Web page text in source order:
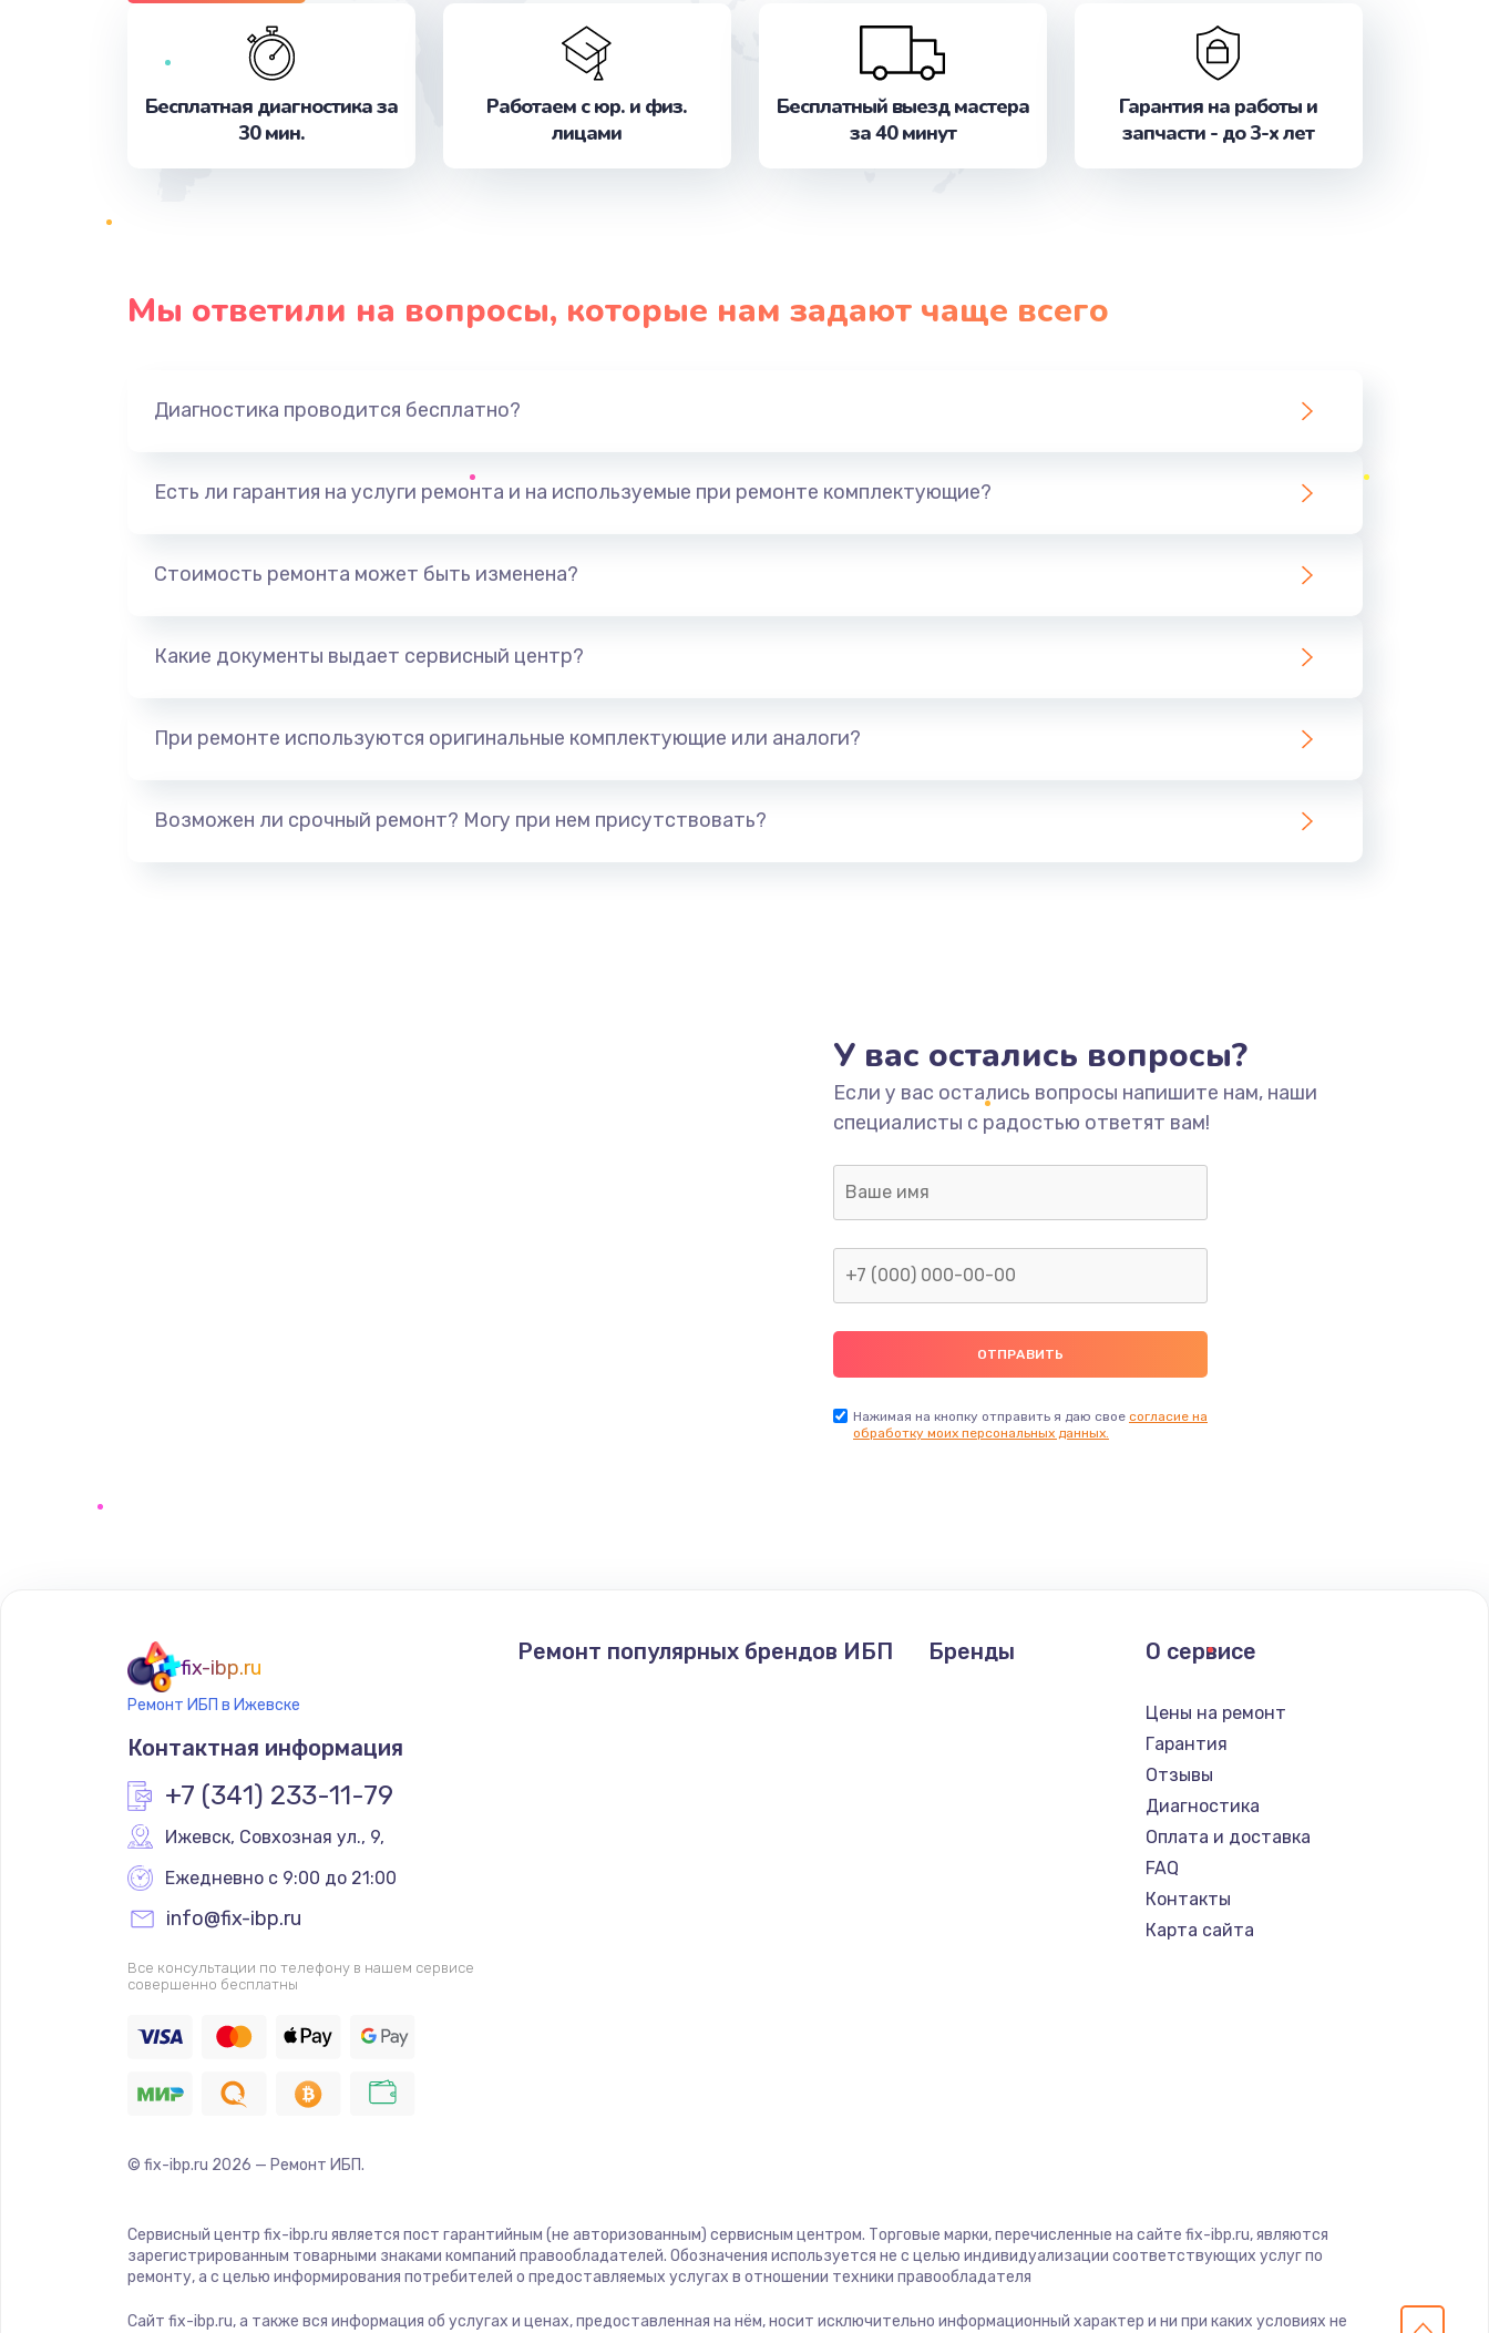
Бесплатная диагностика за
30 мин.
Работаем с юр. и физ.
лицами
Бесплатный выезд мастера
за 40 минут
Гарантия на работы и
запчасти - до 3-х лет
Мы ответили на вопросы, которые нам задают чаще всего
Диагностика проводится бесплатно?
Есть ли гарантия на услуги ремонта и на используемые при ремонте комплектующие?
Стоимость ремонта может быть изменена?
Какие документы выдает сервисный центр?
При ремонте используются оригинальные комплектующие или аналоги?
Возможен ли срочный ремонт? Могу при нем присутствовать?
У вас остались вопросы?
Если у вас остались вопросы напишите нам, наши
специалисты с радостью ответят вам!
Нажимая на кнопку отправить я даю свое согласие на
обработку моих персональных данных.
fix-ibp.ru
Ремонт ИБП в Ижевске
Контактная информация
+7 (341) 233-11-79
Ижевск, Совхозная ул., 9,
Ежедневно с 9:00 до 21:00
info@fix-ibp.ru
Все консультации по телефону в нашем сервисе
совершенно бесплатны
Ремонт популярных брендов ИБП Бренды О сервисе
Цены на ремонт
Гарантия
Отзывы
Диагностика
Оплата и доставка
FAQ
Контакты
Карта сайта
© fix-ibp.ru 2026 — Ремонт ИБП.
Сервисный центр fix-ibp.ru является пост гарантийным (не авторизованным) сервисным центром. Торговые марки, перечисленные на сайте fix-ibp.ru, являются
зарегистрированным товарными знаками компаний правообладателей. Обозначения используется не с целью индивидуализации соответствующих услуг по
ремонту, а с целью информирования потребителей о предоставляемых услугах в отношении техники правообладателя
Сайт fix-ibp.ru, а также вся информация об услугах и ценах, предоставленная на нём, носит исключительно информационный характер и ни при каких условиях не